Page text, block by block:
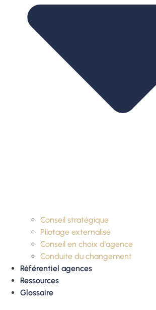
Conseil stratégique
Pilotage externalisé
Conseil en choix d’agence
Conduite du changement
Référentiel agences
Ressources
Glossaire